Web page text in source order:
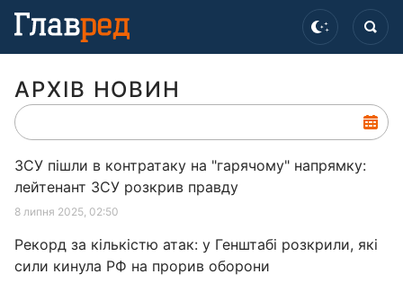
АРХІВ НОВИН
ЗСУ пішли в контратаку на "гарячому" напрямку:
лейтенант ЗСУ розкрив правду
8 липня 2025, 02:50
Рекорд за кількістю атак: у Генштабі розкрили, які
сили кинула РФ на прорив оборони